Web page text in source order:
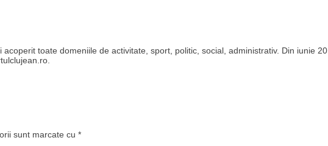
toate domeniile de activitate, sport, politic, social, administrativ. Din iunie
sunt marcate cu *